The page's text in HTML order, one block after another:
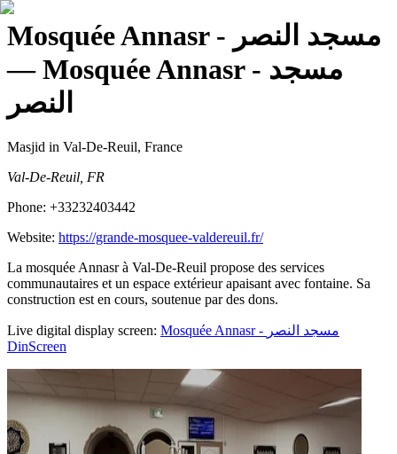
Mosquée Annasr - مسجد النصر
— Mosquée Annasr - مسجد
النصر
Masjid in Val-De-Reuil, France
Val-De-Reuil, FR
Phone: +33232403442
Website: https://grande-mosquee-valdereuil.fr/
La mosquée Annasr à Val-De-Reuil propose des services
communautaires et un espace extérieur apaisant avec fontaine. Sa
construction est en cours, soutenue par des dons.
Live digital display screen:
Mosquée Annasr - مسجد النصر
DinScreen